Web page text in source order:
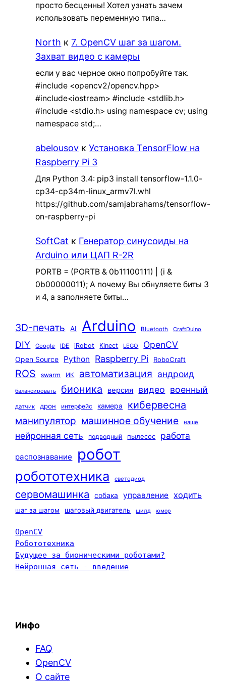
просто бесценны! Хотел узнать зачем
использовать переменную типа…
North к7. OpenCV шаг за шагом.
Захват видео с камеры
если у вас черное окно попробуйте так.
#include <opencv2/opencv.hpp>
#include<iostream> #include <stdlib.h>
#include <stdio.h> using namespace cv; using
namespace std;…
abelousov кУстановка TensorFlow на
Raspberry Pi 3
Для Python 3.4: pip3 install tensorflow-1.1.0-
cp34-cp34m-linux_armv7l.whl
https://github.com/samjabrahams/tensorflow-
on-raspberry-pi
SoftCat к Генератор синусоиды на
Arduino или ЦАП R-2R
PORTB = (PORTB & 0b11100111) | (i &
0b00000011); А почему Вы обнуляете биты 3
и 4, а заполняете биты…
3D-печать AI Arduino Bluetooth CraftDuino
DIY Google IDE iRobot Kinect LEGO OpenCV
Open Source Python Raspberry Pi RoboCraft
ROS swarm ИК автоматизация андроид
балансировать бионика версия видео военный
датчик дрон интерфейс камера кибервесна
манипулятор машинное обучение наше
нейронная сеть подводный пылесос работа
распознавание робот
робототехника светодиод
сервомашинка собака управление ходить
шаг за шагом шаговый двигатель шилд юмор
OpenCV
Робототехника
Будущее за бионическими роботами?
Нейронная сеть - введение
Инфо
FAQ
OpenCV
О сайте